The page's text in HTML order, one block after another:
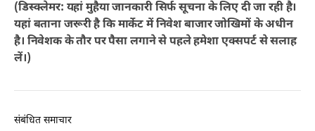
(डिस्क्लेमर: यहां मुहैया जानकारी सिर्फ सूचना के लिए दी जा रही है।
यहां बताना जरूरी है कि मार्केट में निवेश बाजार जोखिमों के अधीन
है। निवेशक के तौर पर पैसा लगाने से पहले हमेशा एक्सपर्ट से सलाह
लें।)
संबंधित समाचार